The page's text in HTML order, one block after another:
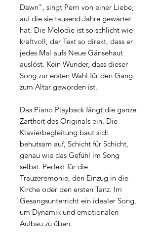
Dawn", singt Perri von einer Liebe,
auf die sie tausend Jahre gewartet
hat. Die Melodie ist so schlicht wie
kraftvoll, der Text so direkt, dass er
jedes Mal aufs Neue Gänsehaut
auslöst. Kein Wunder, dass dieser
Song zur ersten Wahl für den Gang
zum Altar geworden ist.
Das Piano Playback fängt die ganze
Zartheit des Originals ein. Die
Klavierbegleitung baut sich
behutsam auf, Schicht für Schicht,
genau wie das Gefühl im Song
selbst. Perfekt für die
Trauzeremonie, den Einzug in die
Kirche oder den ersten Tanz. Im
Gesangsunterricht ein idealer Song,
um Dynamik und emotionalen
Aufbau zu üben.